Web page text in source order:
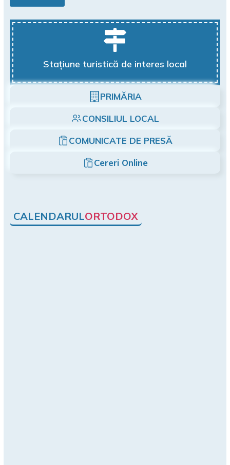
Stațiune turistică de interes local
PRIMĂRIA
CONSILIUL LOCAL
COMUNICATE DE PRESĂ
Cereri Online
CALENDARULORTODOX